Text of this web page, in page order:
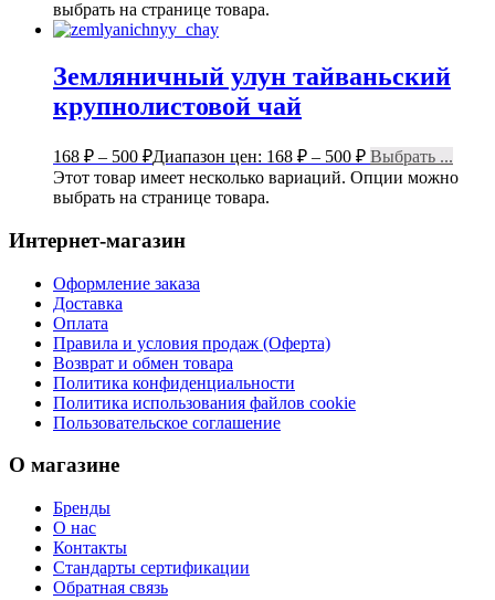
выбрать на странице товара.
Земляничный улун тайваньский
крупнолистовой чай
168 ₽ – 500 ₽Диапазон цен: 168 ₽ – 500 ₽ Выбрать ...
Этот товар имеет несколько вариаций. Опции можно
выбрать на странице товара.
Интернет-магазин
Оформление заказа
Доставка
Оплата
Правила и условия продаж (Оферта)
Возврат и обмен товара
Политика конфиденциальности
Политика использования файлов cookie
Пользовательское соглашение
О магазине
Бренды
О нас
Контакты
Стандарты сертификации
Обратная связь